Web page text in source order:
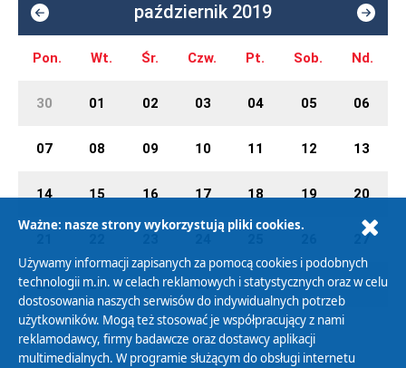
październik 2019
Pon. Wt. Śr. Czw. Pt. Sob. Nd.
30 01 02 03 04 05 06
07 08 09 10 11 12 13
14 15 16 17 18 19 20
27
28 29 30 31 01 02 03
Ważne: nasze strony wykorzystują pliki cookies.
Używamy informacji zapisanych za pomocą cookies i podobnych
technologii m.in. w celach reklamowych i statystycznych oraz w celu
dostosowania naszych serwisów do indywidualnych potrzeb
użytkowników. Mogą też stosować je współpracujący z nami
reklamodawcy, firmy badawcze oraz dostawcy aplikacji
multimedialnych. W programie służącym do obsługi internetu